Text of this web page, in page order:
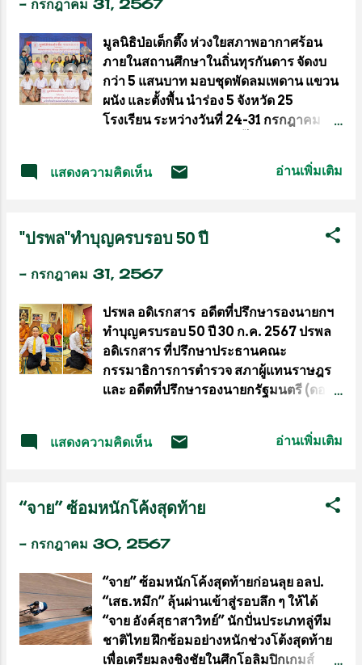
รอบแบ่งกลุ่ม แมตช์สุดท้าย ประเภทชายคู่
กับ "สกาย" กิตินุพงษ์ เกตุเรน คู่มืออันดับ 24
ของโลก พบกับ คู่แชมป์โลกอย่าง คัง มินฮุก
กับ โซว ซอนแจ คู่มืออันดับ 4 ของรายการ
คู่มืออันดับ 4 ของโลกจากเกาหลีใต้ เกม
แรก คู่เกาหลีใต้ เล่นเกมบุกใส่ได้เน้นๆ และ
21-16 เกมสอง คู่เกาหลีใต้ เป็นฝ่ายเดินเกม
รุกได้เหนือกว่าเช่นเคย และ รักษามาตรฐาน
- กรกฎาคม 31, 2567
มูลนิธิป่อเต็กตึ๊ง ห่วงใยสภาพอากาศร้อน
ภายในสถานศึกษาในถิ่นทุรกันดาร จัดงบ
กว่า 5 แสนบาท มอบชุดพัดลมเพดาน แขวน
ผนัง และตั้งพื้น นำร่อง 5 จังหวัด 25
โรงเรียน ระหว่างวันที่ 24-31 กรกฎาคม
เตชะไพบูลย์ ประธานกรรมการ ห่วงใย
นักเรียน ครู และบุคลากรในสถานศึกษาถิ่น
เสรฐภักดี กรรมการและรองเหรัญญิก และ
ดำเนินการโครงการ พัดลมคลายร้อน สร้าง
ฝ่ายสังคมสงเคราะห์ นำโดย นางศิริพร
กระจ่างหล้า ผู้จัดการฝ่ายสังคมสงเคราะห์
นางสาวดวงชุตา ติยะพจนพรกุล ผู้ช่วยผู้
จัดการฝ่ายสังคมสงเคราะห์ และ นางสาว
ศุภรัตน์ สมบัติเจริญไทย หัวหน้าแผนกส่ง
พัดลมเพดาน แขวนผนัง และตั้งพื้น ให้แก่
สถานศึกษาในถิ่นทุรกันดารจังหวัดสระบุรี
พาหนะให้แก่โรงเรียนๆ ละ 2,000 บาท และ
...
แสดงความคิดเห็น อ่านเพิ่มเติม
"ปรพล"ทำบุญครบรอบ 50 ปี
- กรกฎาคม 31, 2567
ปรพล อดิเรกสาร อดีตที่ปรึกษารองนายกฯ
ทำบุญครบรอบ 50 ปี 30 ก.ค. 2567 ปรพล
อดิเรกสาร ที่ปรึกษาประธานคณะ
กรรมาธิการการตำรวจ สภาผู้แทนราษฎร
เเละ อดีตที่ปรึกษารองนายกรัฐมนตรี (ดอน
วันเกิด ครบ 50 ปี กับ พระครูพุทธิสารสุนทร
(บรรเจิด กุสโล) ผู้ช่วยเจ้าอาวาส วัดพระ
แสดงความคิดเห็น อ่านเพิ่มเติม
“จาย” ซ้อมหนักโค้งสุดท้าย
- กรกฎาคม 30, 2567
“จาย” ซ้อมหนักโค้งสุดท้ายก่อนลุย อลป.
“เสธ.หมึก” ลุ้นผ่านเข้าสู่รอบลึก ๆ ให้ได้
“จาย อังค์สุธาสาวิทย์” นักปั่นประเภทลู่ทีม
ชาติไทย ฝึกซ้อมอย่างหนักช่วงโต้งสุดท้าย
เพื่อเตรียมลงชิงชัยในศึกโอลิมปิกเกมส์